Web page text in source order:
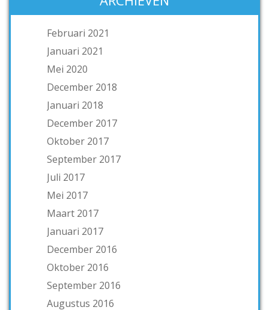
Februari 2021
Januari 2021
Mei 2020
December 2018
Januari 2018
December 2017
Oktober 2017
September 2017
Juli 2017
Mei 2017
Maart 2017
Januari 2017
December 2016
Oktober 2016
September 2016
Augustus 2016